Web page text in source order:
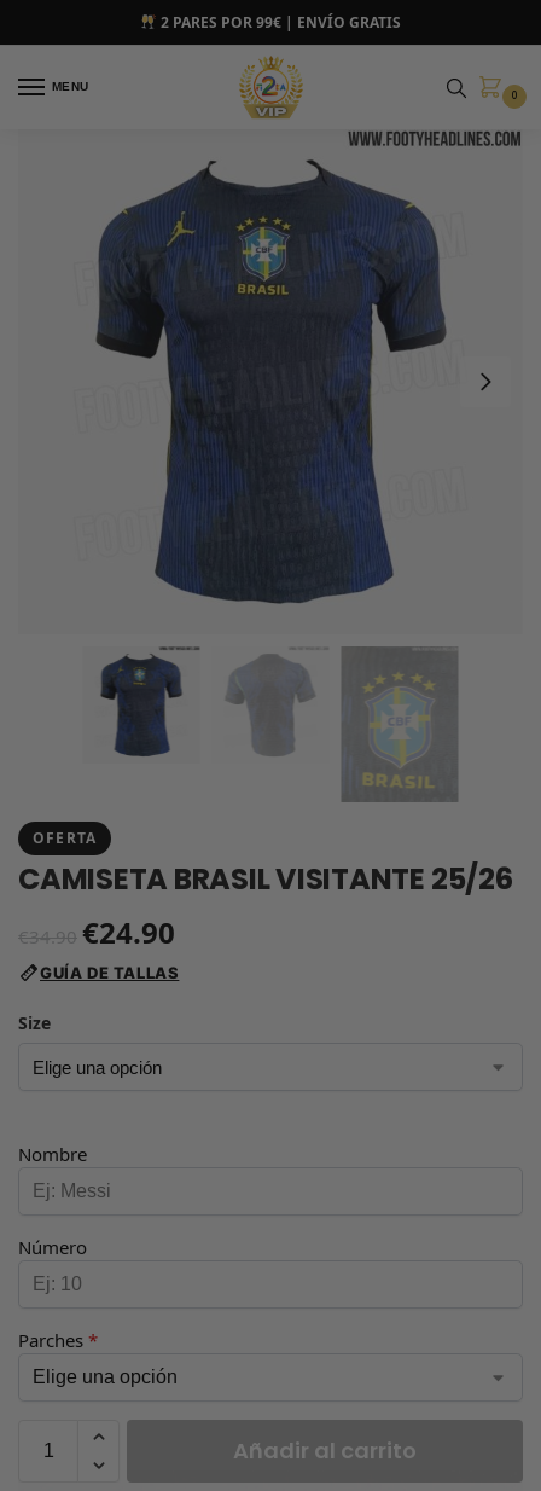
2 PARES POR 99€ | ENVÍO GRATIS
MENU
0
OFERTA
CAMISETA BRASIL VISITANTE 25/26
€34.90 €24.90
GUÍA DE TALLAS
Size
Nombre
Número
Parches *
Añadir al carrito